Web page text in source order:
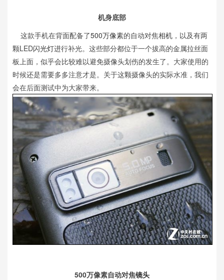
机身底部
这款手机在背面配备了500万像素的自动对焦相机 ，以及有两
颗LED闪光灯进行补光。这些部分都位于一个拔高的金属拉丝面
板上面，似乎会比较难以避免摄像头划伤的发生了。大家使用的
时候还是需要多多注意才是。关于这颗摄像头的实际水准，我们
会在后面测试中为大家带来。
500万像素自动对焦镜头